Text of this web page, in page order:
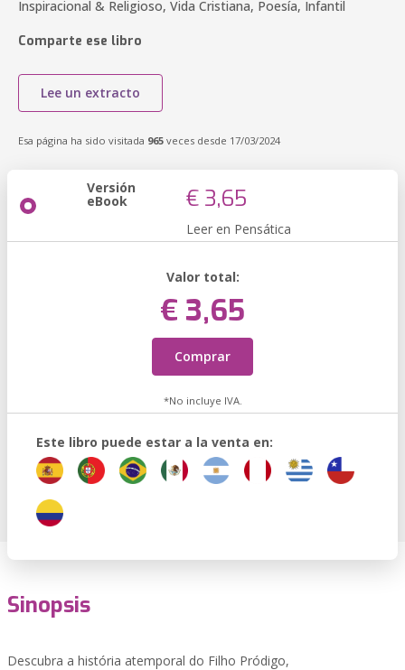
Inspiracional & Religioso, Vida Cristiana, Poesía, Infantil
Comparte ese libro
Lee un extracto
Esa página ha sido visitada 965 veces desde 17/03/2024
Versión
eBook € 3,65
Leer en Pensática
Valor total:
€ 3,65
Comprar
*No incluye IVA.
Este libro puede estar a la venta en:
Sinopsis
Descubra a história atemporal do Filho Pródigo,